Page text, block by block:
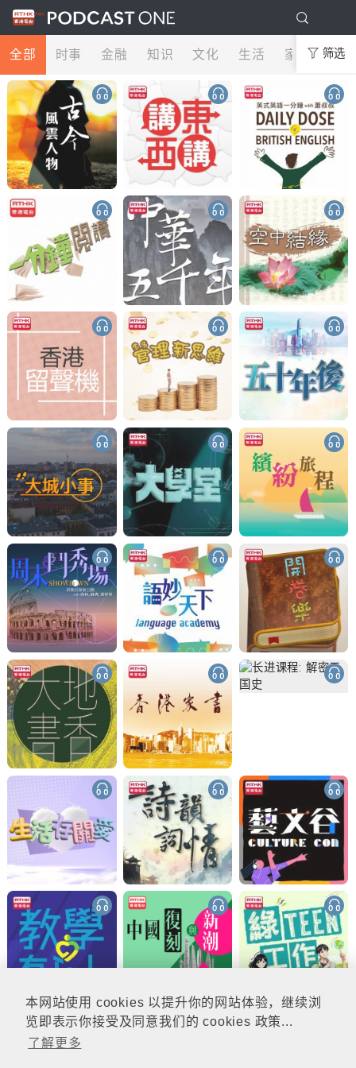
本网站使用 cookies 以提升你的网站体验，继续浏
览即表示你接受及同意我们的 cookies 政策...
了解更多
全部 时事 金融 知识 文化 生活 家庭 娱乐
筛选